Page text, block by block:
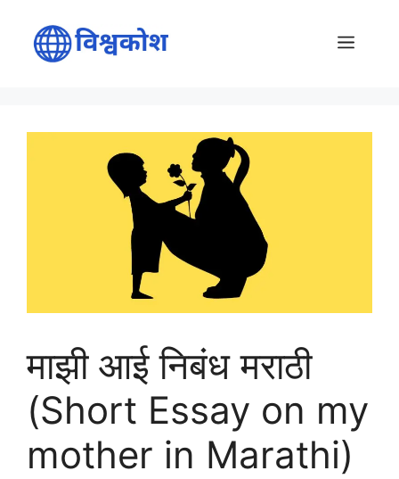
content
Menu
माझी आई निबंध मराठी
(Short Essay on my
mother in Marathi)